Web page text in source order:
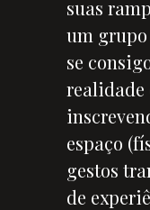
suas
um
se
realidade
espaço
gestos
de